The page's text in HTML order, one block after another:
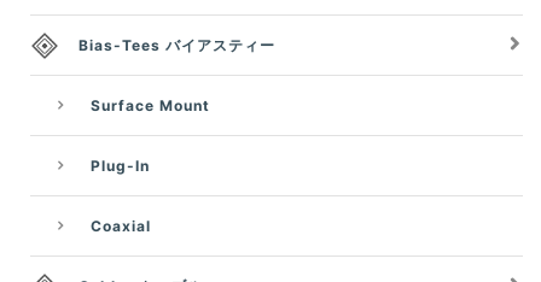
Bias-Tees バイアスティー
Surface Mount
Plug-In
Coaxial